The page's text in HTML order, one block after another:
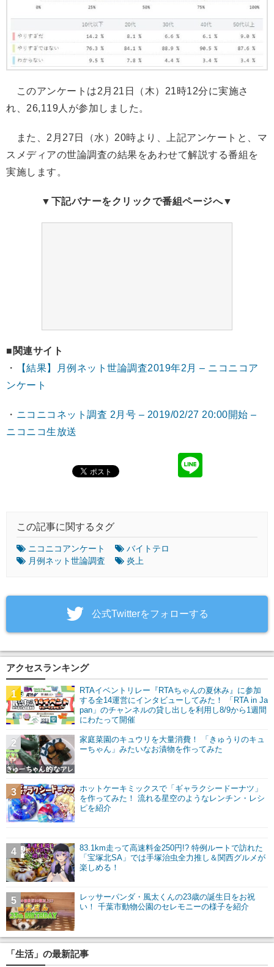
このアンケートは2月21日（木）21時12分に実施さ
れ、26,119人が参加しました。
また、2月27日（水）20時より、上記アンケートと、マ
スメディアの世論調査の結果をあわせて解説する番組を
実施します。
▼下記バナーをクリックで番組ページへ▼
■関連サイト
・
【結果】月例ネット世論調査2019年2月 – ニコニコア
ンケート
・ ニコニコネット調査 2月号 – 2019/02/27 20:00開始 –
ニコニコ生放送
この記事に関するタグ
ニコニコアンケート
バイトテロ
月例ネット世論調査
炎上
‎公式Twitterをフォローする
アクセスランキング
RTAイベントリレー『RTAちゃんの夏休み』に参加
する全14運営にインタビューしてみた！ 「RTA in Ja
pan」のチャンネルの貸し出しを利用し8/9から1週間
にわたって開催
1
家庭菜園のキュウリを大量消費！ 「きゅうりのキュ
ーちゃん」みたいなお漬物を作ってみた
2
ホットケーキミックスで「ギャラクシードーナツ」
を作ってみた！ 流れる星空のようなレンチン・レシ
ピを紹介
3
83.1km走って高速料金250円!? 特例ルートで訪れた
「宝塚北SA」では手塚治虫全力推し＆関西グルメが
楽しめる！
4
レッサーパンダ・風太くんの23歳の誕生日をお祝
い！ 千葉市動物公園のセレモニーの様子を紹介
5
「生活」の最新記事